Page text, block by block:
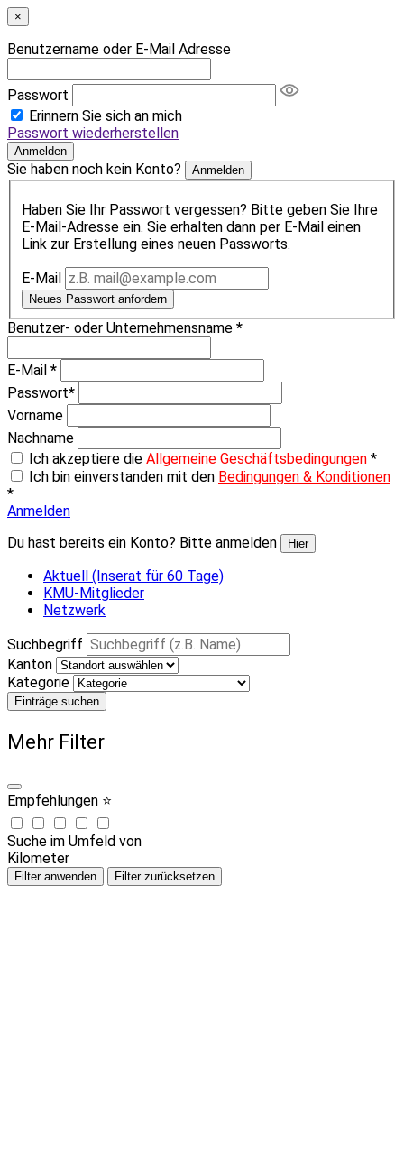
×
Benutzername oder E-Mail Adresse
Passwort
Erinnern Sie sich an mich
Passwort wiederherstellen
Anmelden
Sie haben noch kein Konto? Anmelden
Haben Sie Ihr Passwort vergessen? Bitte geben Sie Ihre
E-Mail-Adresse ein. Sie erhalten dann per E-Mail einen
Link zur Erstellung eines neuen Passworts.
E-Mail
Neues Passwort anfordern
Benutzer- oder Unternehmensname *
E-Mail *
Passwort*
Vorname
Nachname
Ich akzeptiere die Allgemeine Geschäftsbedingungen *
Ich bin einverstanden mit den Bedingungen & Konditionen
*
Anmelden
Du hast bereits ein Konto? Bitte anmelden
Hier
Aktuell (Inserat für 60 Tage)
KMU-Mitglieder
Netzwerk
Suchbegriff
Kanton
Kategorie
Einträge suchen
Mehr Filter
Empfehlungen ⭐
Suche im Umfeld von
Kilometer
Filter anwenden Filter zurücksetzen